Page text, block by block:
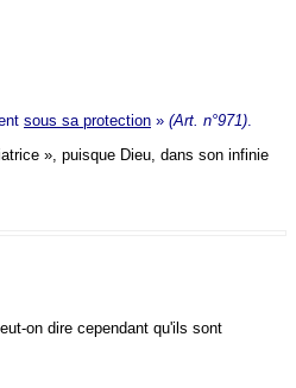
sous sa protection » (Art. n°971).
», puisque Dieu, dans son infinie
on dire cependant qu'ils sont